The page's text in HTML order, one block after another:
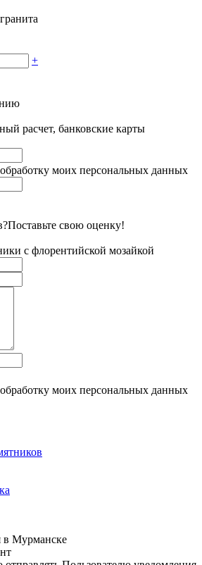
+
расчет, банковские карты
моих персональных данных
Поставьте свою оценку!
с флорентийской мозайкой
моих персональных данных
в Мурманске